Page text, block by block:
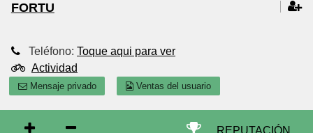
FORTU
Teléfono: Toque aqui para ver
Actividad
Mensaje privado Ventas del usuario